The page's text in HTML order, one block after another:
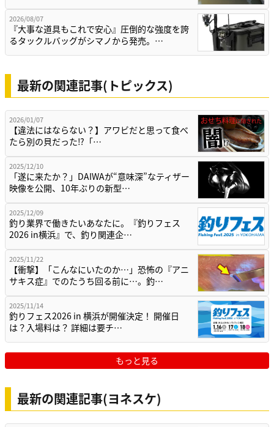
2026/08/07
『大事な道具もこれで安心』圧倒的な強度を誇
るタックルバッグがシマノから発売。…
最新の関連記事(トピックス)
2026/01/07
【違法にはならない？】アワビだと思って食べ
たら別の貝だった⁉「…
2025/12/10
「遂に来たか？」DAIWAが“意味深”なティザー
映像を公開、10年ぶりの新型…
2025/12/09
釣り業界で働きたいあなたに。『釣りフェス
2026 in横浜』で、釣り関連企…
2025/11/22
【衝撃】「こんなにいたのか…」恐怖の『アニ
サキス症』でのたうち回る前に…。釣…
2025/11/14
釣りフェス2026 in 横浜が開催決定！ 開催日
は？入場料は？ 詳細は要チ…
もっと見る
最新の関連記事(ヨネスケ)